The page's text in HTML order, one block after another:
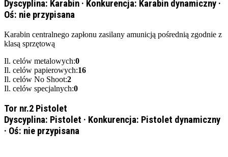
Dyscyplina: Karabin · Konkurencja: Karabin dynamiczny ·
Oś: nie przypisana
Karabin centralnego zapłonu zasilany amunicją pośrednią zgodnie z
klasą sprzętową
Il. celów metalowych:0
Il. celów papierowych:16
Il. celów No Shoot:2
Il. celów specjalnych:0
Tor nr.2 Pistolet
Dyscyplina: Pistolet · Konkurencja: Pistolet dynamiczny
· Oś: nie przypisana